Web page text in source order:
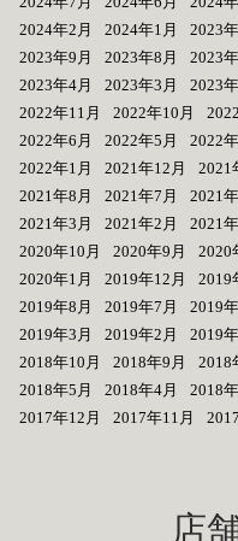
2024年2月
2024年1月 2023
2023年9月
2023年8月 2023
2023年4月
2023年3月 2023
2022年11月
2022年10月
2022年6月
2022年5月 2022
2022年1月
2021年12月 2021
2021年8月
2021年7月 2021
2021年3月
2021年2月 2021
2020年10月
2020年9月 2020
2020年1月
2019年12月 2019
2019年8月
2019年7月 2019
2019年3月
2019年2月 2019
2018年10月
2018年9月 2018
2018年5月
2018年4月 2018
2017年12月
2017年11月
店